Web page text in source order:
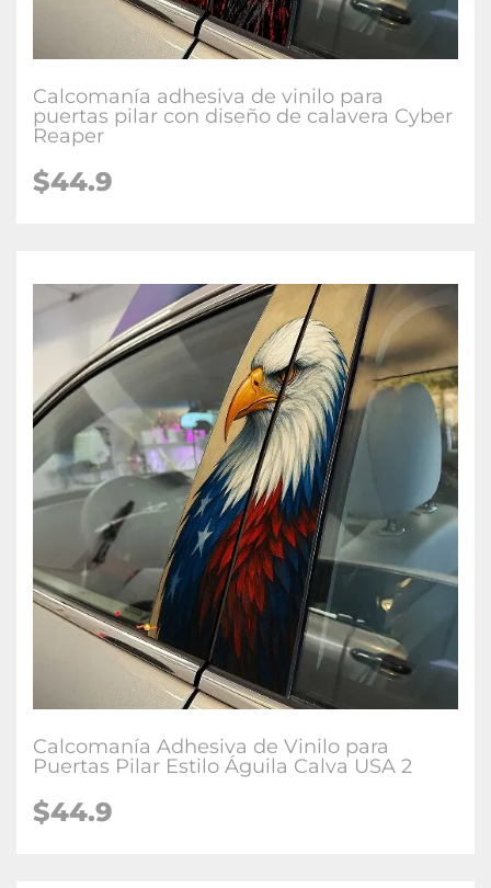
Calcomanía adhesiva de vinilo para
puertas pilar con diseño de calavera Cyber
Reaper
$44.9
Calcomanía Adhesiva de Vinilo para
Puertas Pilar Estilo Águila Calva USA 2
$44.9